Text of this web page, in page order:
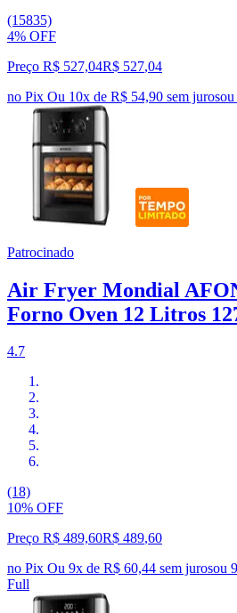
(15835)
4% OFF
Preço R$ 527,04R$ 527,04
no Pix Ou 10x de R$ 54,90 sem jurosou
Patrocinado
Air Fryer Mondial
Forno Oven 12 Litros
4.7
(18)
10% OFF
Preço R$ 489,60R$ 489,60
no Pix Ou 9x de R$ 60,44 sem jurosou 9
Full